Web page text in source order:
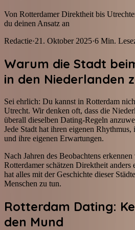
Von Rotterdamer Direktheit bis
du deinen Ansatz an
Redactie·21. Oktober 2025·6 Min.
Warum die Stadt
in den Niederlanden
Sei ehrlich: Du kannst in Rotterdam
Utrecht. Wir denken oft, dass die
überall dieselben Dating-Regeln
Jede Stadt hat ihren eigenen
und ihre eigenen Erwartungen.
Nach Jahren des Beobachtens
Rotterdamer schätzen Direktheit anders
hat alles mit der Geschichte dieser
Menschen zu tun.
Rotterdam Dating:
den Mund